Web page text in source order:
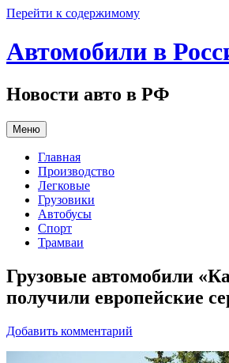
Перейти к содержимому
Автомобили в
Новости авто в РФ
Меню
Главная
Производство
Легковые
Грузовики
Автобусы
Спорт
Трамваи
Грузовые автомобили
получили европейские
Добавить комментарий